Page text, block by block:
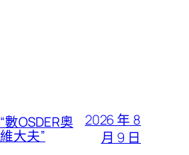
OSDER奧
大夫”
2026 年 8
月 9 日